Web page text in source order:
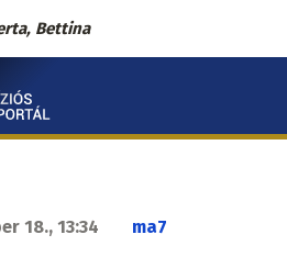
Bettina
18., 13:34 ma7